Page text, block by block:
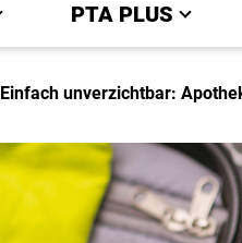
PTA PLUS
Einfach unverzichtbar: